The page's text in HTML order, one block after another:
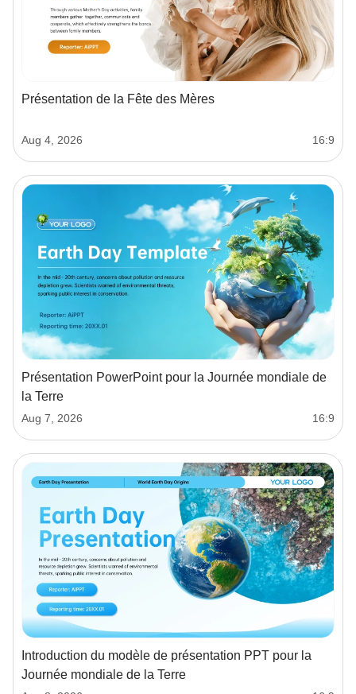
Présentation de la Fête des Mères
Aug 4, 2026 16:9
Présentation PowerPoint pour la Journée mondiale de
la Terre
Aug 7, 2026 16:9
Introduction du modèle de présentation PPT pour la
Journée mondiale de la Terre